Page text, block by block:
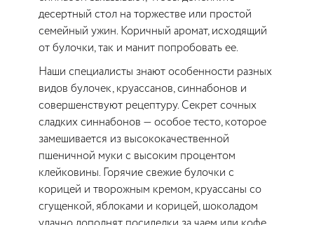
десертный стол на торжестве или простой
семейный ужин. Коричный аромат, исходящий
от булочки, так и манит попробовать ее.
Наши специалисты знают особенности разных
видов булочек, круассанов, синнабонов и
совершенствуют рецептуру. Секрет сочных
сладких синнабонов — особое тесто, которое
замешивается из высококачественной
пшеничной муки с высоким процентом
клейковины. Горячие свежие булочки с
корицей и творожным кремом, круассаны со
сгущенкой, яблоками и корицей, шоколадом